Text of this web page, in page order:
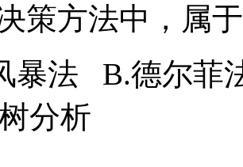
策方法中，属
暴法 B.德尔
分析